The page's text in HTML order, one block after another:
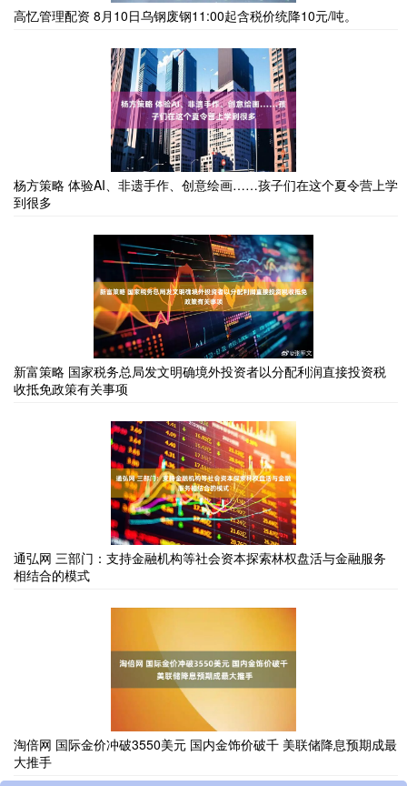
高忆管理配资 8月10日乌钢废钢11:00起含税价统降10元/吨。
杨方策略 体验AI、非遗手作、创意绘画……孩子们在这个夏令营上学
到很多
新富策略 国家税务总局发文明确境外投资者以分配利润直接投资税
收抵免政策有关事项
通弘网 三部门：支持金融机构等社会资本探索林权盘活与金融服务
相结合的模式
淘倍网 国际金价冲破3550美元 国内金饰价破千 美联储降息预期成最
大推手